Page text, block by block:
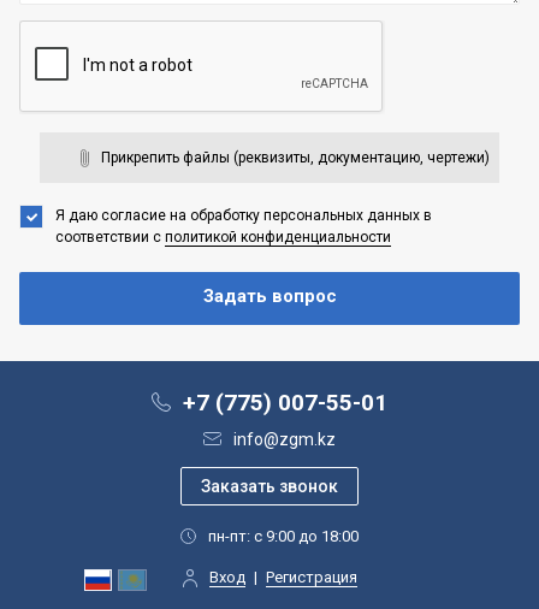
Прикрепить файлы (реквизиты, документацию, чертежи)
Я даю согласие на обработку персональных данных в
соответствии с политикой конфиденциальности
+7 (775) 007-55-01
info@zgm.kz
пн-пт: с 9:00 до 18:00
Вход | Регистрация